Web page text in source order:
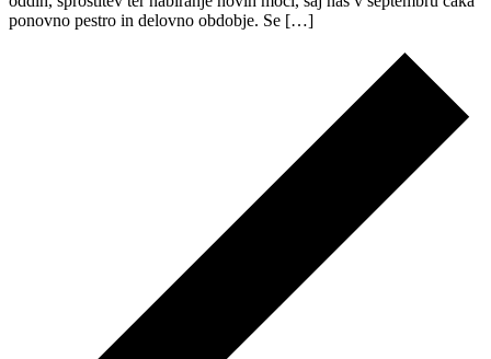
ponovno pestro in delovno obdobje. Se […]